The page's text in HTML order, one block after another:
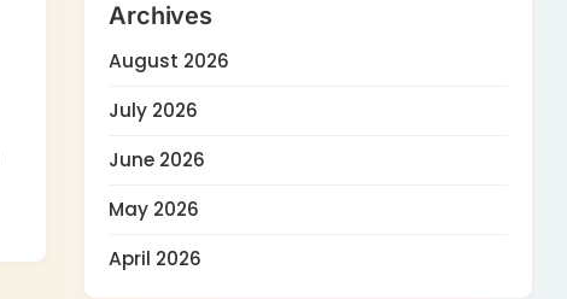
Archives
August 2026
July 2026
June 2026
May 2026
April 2026